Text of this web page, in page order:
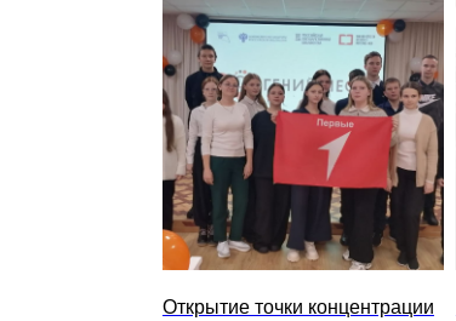
Открытие точки концентрации